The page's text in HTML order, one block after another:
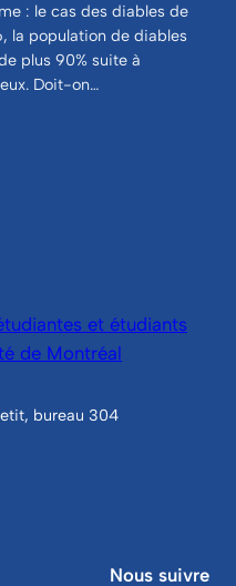
: le cas des diables de
la population de diables
plus 90% suite à
Doit-on…
et étudiants
de Montréal
bureau 304
Nous suivre